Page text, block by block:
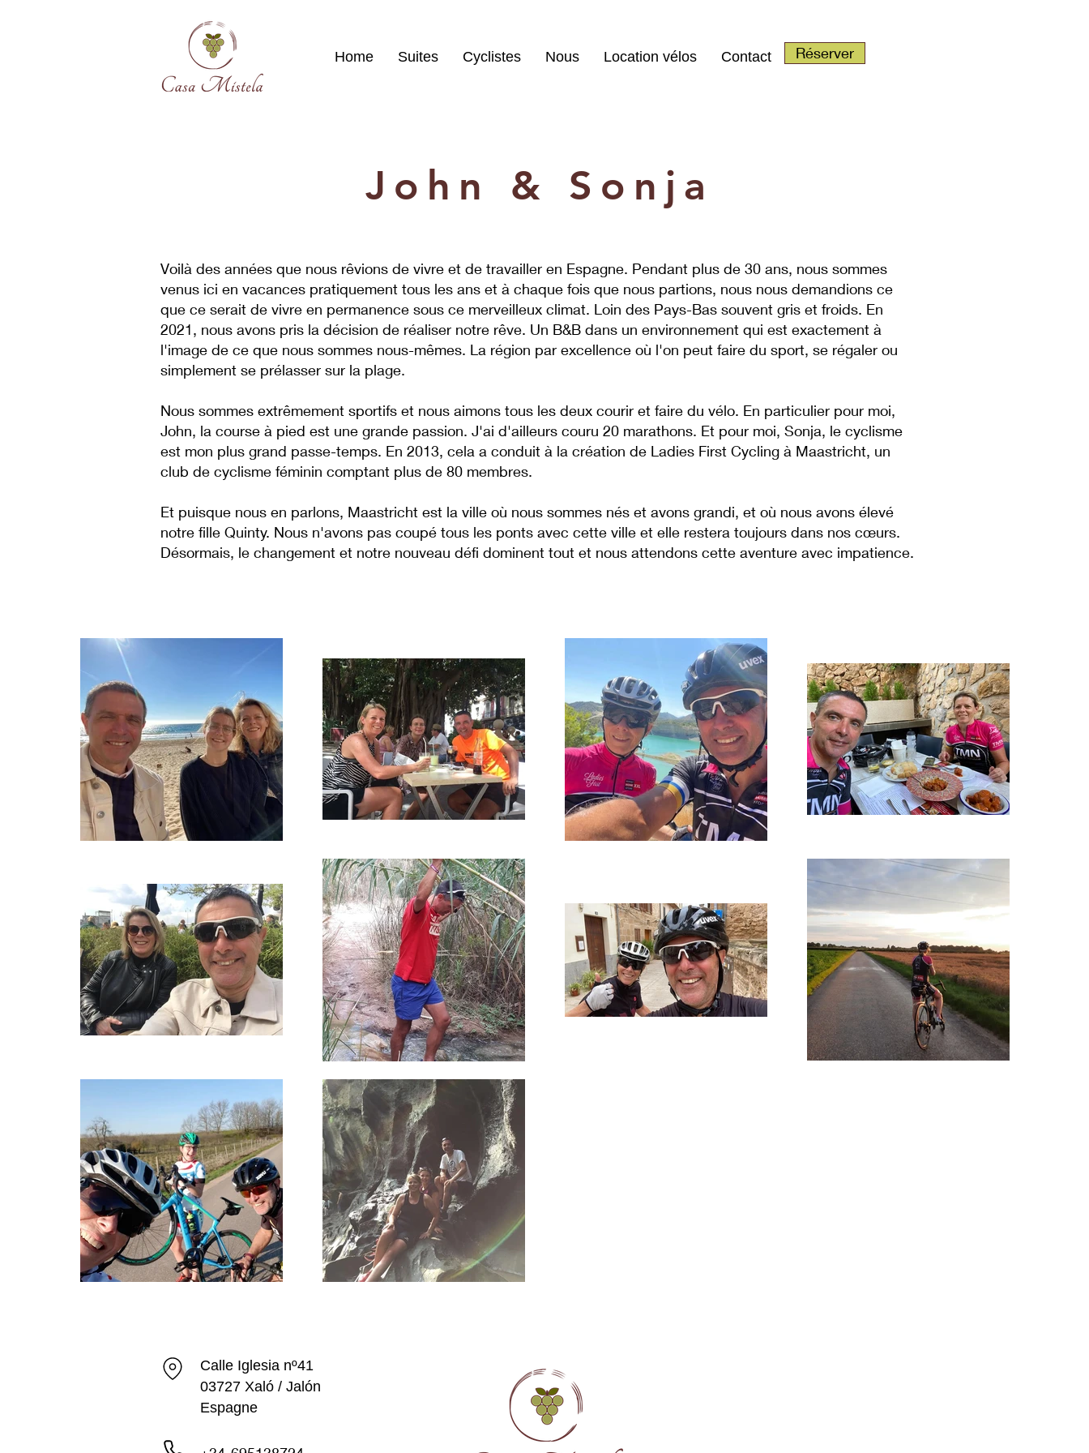
Home Suites Cyclistes Nous Location vélos Contact Réserver
John & Sonja
Voilà des années que nous rêvions de vivre et de travailler en Espagne. Pendant plus de 30 ans, nous sommes
venus ici en vacances pratiquement tous les ans et à chaque fois que nous partions, nous nous demandions ce
que ce serait de vivre en permanence sous ce merveilleux climat. Loin des Pays-Bas souvent gris et froids. En
2021, nous avons pris la décision de réaliser notre rêve. Un B&B dans un environnement qui est exactement à
l'image de ce que nous sommes nous-mêmes. La région par excellence où l'on peut faire du sport, se régaler ou
simplement se prélasser sur la plage.
Nous sommes extrêmement sportifs et nous aimons tous les deux courir et faire du vélo. En particulier pour moi,
John, la course à pied est une grande passion. J'ai d'ailleurs couru 20 marathons. Et pour moi, Sonja, le cyclisme
est mon plus grand passe-temps. En 2013, cela a conduit à la création de Ladies First Cycling à Maastricht, un
club de cyclisme féminin comptant plus de 80 membres.
Et puisque nous en parlons, Maastricht est la ville où nous sommes nés et avons grandi, et où nous avons élevé
notre fille Quinty. Nous n'avons pas coupé tous les ponts avec cette ville et elle restera toujours dans nos cœurs.
Désormais, le changement et notre nouveau défi dominent tout et nous attendons cette aventure avec impatience.
Calle Iglesia nº41
03727 Xaló / Jalón
Espagne